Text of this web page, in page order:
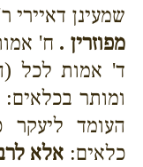
שמעינן דאיירי
מפוזרין . ח'
ד' אמות לכל
ומותר
העומד ליעקר
כלאים: אלא